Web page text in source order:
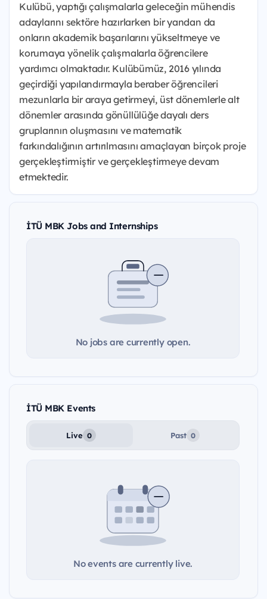
Kulübü, yaptığı çalışmalarla geleceğin mühendis
adaylarını sektöre hazırlarken bir yandan da
onların akademik başarılarını yükseltmeye ve
korumaya yönelik çalışmalarla öğrencilere
yardımcı olmaktadır. Kulübümüz, 2016 yılında
geçirdiği yapılandırmayla beraber öğrencileri
mezunlarla bir araya getirmeyi, üst dönemlerle alt
dönemler arasında gönüllülüğe dayalı ders
gruplarının oluşmasını ve matematik
farkındalığının artırılmasını amaçlayan birçok proje
gerçekleştirmiştir ve gerçekleştirmeye devam
etmektedir.
İTÜ MBK Jobs and Internships
No jobs are currently open.
İTÜ MBK Events
Live 0 Past 0
No events are currently live.